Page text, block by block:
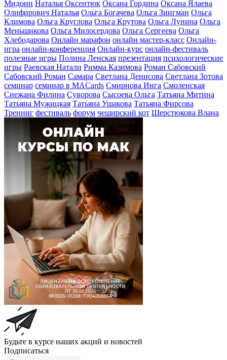
Мидони Наталья Оксентюк Оксана Гордина Оксана Ялаева
Олифирович Наталья Ольга Богачева Ольга Зингман Ольга
Климова Ольга Круглова Ольга Крутова Ольга Лунина Ольга
Меньшикова Ольга Милосердова Ольга Сергеева Ольга
Хлебодарова Онлайн марафон онлайн мастер-класс Онлайн-
игра онлайн-конференция Онлайн-курс онлайн-фестиваль
полезные игры Полина Ленская презентация психологические
игры Раевская Натали Римма Казимова Роман Сабовский
Сабовский Роман Самара Светлана Денисова Светлана Зотова
семинар семинар в MACards Смирнова Инга Смоленская
Снежана Филина Суворова Сысоева Ольга Татьяна Митина
Татьяна Мужицкая Татьяна Ушакова Татьяна Фирсова
Тренинг фестиваль форум чеширский кот Шерстюкова Влана
Будьте в курсе наших акций и новостей
Подписаться